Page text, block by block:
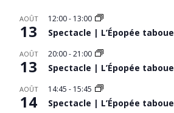
AOÛT
13
12:00- 13:00
Spectacle | L’Épopée taboue
AOÛT
13
20:00-21:00
Spectacle | L’Épopée taboue
AOÛT
14
14:45 - 15:45
Spectacle | L’Épopée taboue